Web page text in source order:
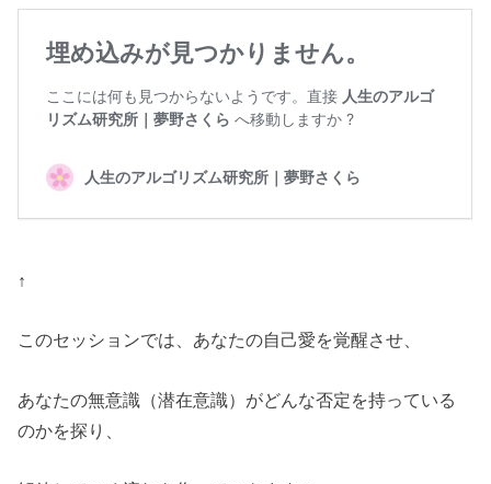
↑
このセッションでは、あなたの自己愛を覚醒させ、
あなたの無意識（潜在意識）がどんな否定を持っている
のかを探り、